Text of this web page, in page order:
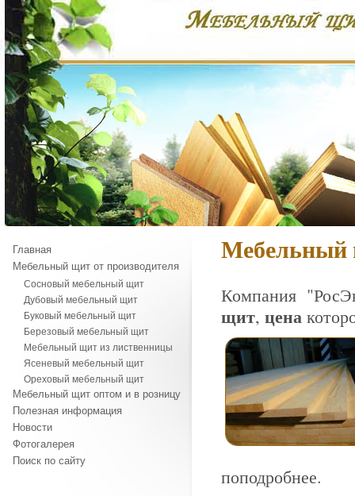
Главная
Мебельный щит от производителя
Сосновый мебельный щит
Дубовый мебельный щит
Буковый мебельный щит
Березовый мебельный щит
Мебельный щит из лиственницы
Ясеневый мебельный щит
Ореховый мебельный щит
Мебельный щит оптом и в розницу
Полезная информация
Новости
Фотогалерея
Поиск по сайту
Мебельный
Компания
щит, цена
поподробнее.